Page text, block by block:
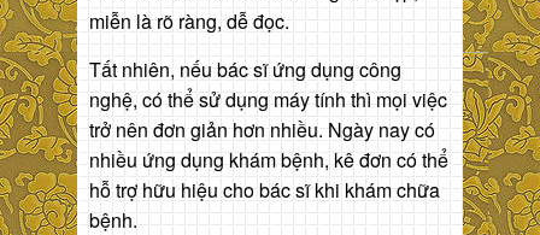
miễn là rõ ràng, dễ đọc.
Tất nhiên, nếu bác sĩ ứng dụng công
nghệ, có thể sử dụng máy tính thì mọi việc
trở nên đơn giản hơn nhiều. Ngày nay có
nhiều ứng dụng khám bệnh, kê đơn có thể
hỗ trợ hữu hiệu cho bác sĩ khi khám chữa
bệnh.